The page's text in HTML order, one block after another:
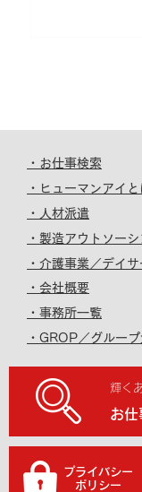
・お仕事検索
・ヒューマンアイと
・人材派遣
・製造アウトソー
・介護事業／デイサ
・会社概要
・事務所一覧
・GROP／グルー
お仕
輝く
プライバシー
​ポリシー